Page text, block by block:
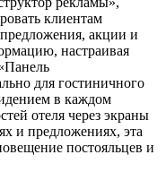
клиентам
акции и
настраивая
для гостиничного
в каждом
отеля через экраны
и предложениях, эта
постояльцев и